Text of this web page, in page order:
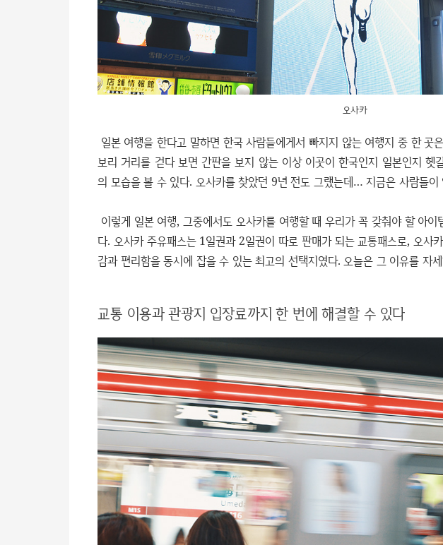
오사카
일본 여행을 한다고 말하면 한국 사람들에게서 빠지지 않는 여행지 중 한 곳
보리 거리를 걷다 보면 간판을 보지 않는 이상 이곳이 한국인지 일본인지 헷
의 모습을 볼 수 있다. 오사카를 찾았던 9년 전도 그랬는데… 지금은 사람들이
이렇게 일본 여행, 그중에서도 오사카를 여행할 때 우리가 꼭 갖춰야 할 아
다. 오사카 주유패스는 1일권과 2일권이 따로 판매가 되는 교통패스로, 오사
감과 편리함을 동시에 잡을 수 있는 최고의 선택지였다. 오늘은 그 이유를 자
교통 이용과 관광지 입장료까지 한 번에 해결할 수 있다